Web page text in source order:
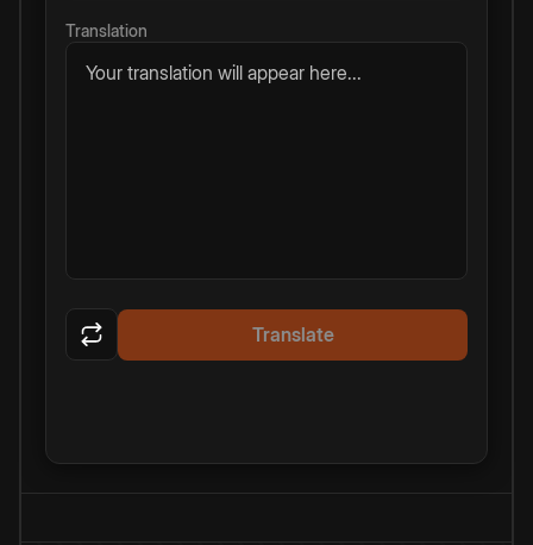
Translation
Your translation will appear here...
Translate